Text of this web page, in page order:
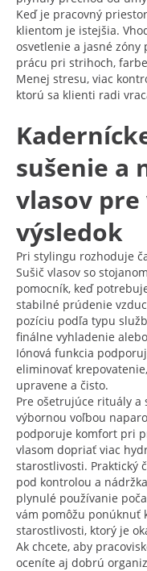
Keď je pracovný
klientom je istejšia.
osvetlenie a jasné
prácu pri strihoch,
Menej stresu, viac
ktorú sa klienti radi
sušenie a
vlasov
výsledok
Pri stylingu rozhoduje
Sušič vlasov so
pomocník, keď
stabilné prúdenie
pozíciu podľa typu
finálne vyhladenie
Iónová funkcia
eliminovať
upravene a čisto.
Pre ošetrujúce rituály
výbornou voľbou
podporuje komfort pri
vlasom dopriať viac
starostlivosti. Praktický
pod kontrolou a
plynulé používanie
vám pomôžu ponúknuť
starostlivosti, ktorý je
Ak chcete, aby
oceníte aj dobrú